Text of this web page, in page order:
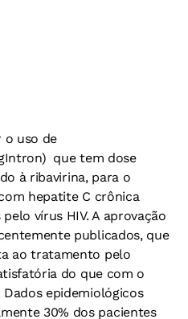
o uso de
 que tem dose
à ribavirina, para o
hepatite C crônica
vírus HIV. A aprovação
publicados, que
ao tratamento pelo
do que com o
epidemiológicos
30% dos pacientes